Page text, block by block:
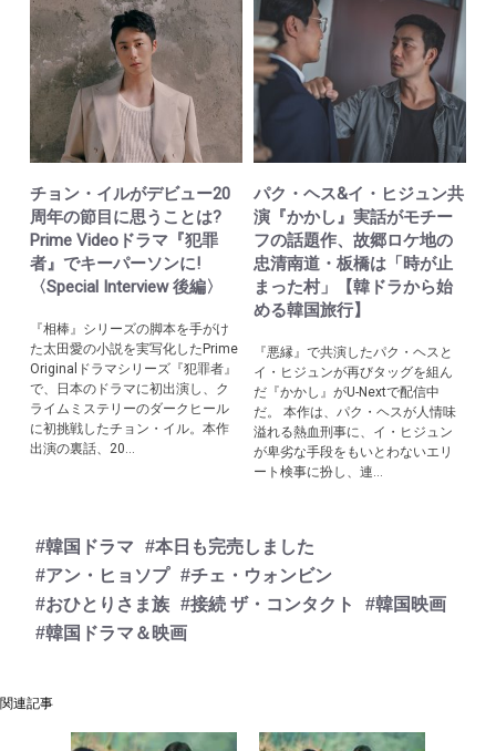
チョン・イルがデビュー20
周年の節目に思うことは?
Prime Videoドラマ『犯罪
者』でキーパーソンに!
〈Special Interview 後編〉
『相棒』シリーズの脚本を手がけ
た太田愛の小説を実写化したPrime
Originalドラマシリーズ『犯罪者』
で、日本のドラマに初出演し、ク
ライムミステリーのダークヒール
に初挑戦したチョン・イル。本作
出演の裏話、20...
パク・ヘス&イ・ヒジュン共
演『かかし』実話がモチー
フの話題作、故郷ロケ地の
忠清南道・板橋は「時が止
まった村」【韓ドラから始
める韓国旅行】
『悪縁』で共演したパク・ヘスと
イ・ヒジュンが再びタッグを組ん
だ『かかし』がU-Nextで配信中
だ。 本作は、パク・ヘスが人情味
溢れる熱血刑事に、イ・ヒジュン
が卑劣な手段をもいとわないエリ
ート検事に扮し、連...
#韓国ドラマ
#本日も完売しました
#アン・ヒョソプ #チェ・ウォンビン
#おひとりさま族 #接続 ザ・コンタクト
#韓国映画
#韓国ドラマ＆映画
関連記事